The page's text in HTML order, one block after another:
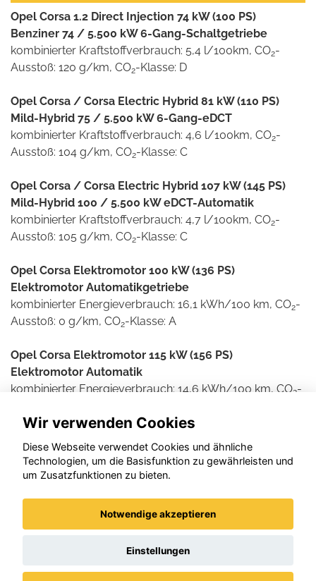
Opel Corsa 1.2 Direct Injection 74 kW (100 PS)
Benziner 74 / 5.500 kW 6-Gang-Schaltgetriebe
kombinierter Kraftstoffverbrauch: 5,4 l/100km, CO2-
Ausstoß: 120 g/km, CO2-Klasse: D
Opel Corsa / Corsa Electric Hybrid 81 kW (110 PS)
Mild-Hybrid 75 / 5.500 kW 6-Gang-eDCT
kombinierter Kraftstoffverbrauch: 4,6 l/100km, CO2-
Ausstoß: 104 g/km, CO2-Klasse: C
Opel Corsa / Corsa Electric Hybrid 107 kW (145 PS)
Mild-Hybrid 100 / 5.500 kW eDCT-Automatik
kombinierter Kraftstoffverbrauch: 4,7 l/100km, CO2-
Ausstoß: 105 g/km, CO2-Klasse: C
Opel Corsa Elektromotor 100 kW (136 PS)
Elektromotor Automatikgetriebe
kombinierter Energieverbrauch: 16,1 kWh/100 km, CO2-
Ausstoß: 0 g/km, CO2-Klasse: A
Opel Corsa Elektromotor 115 kW (156 PS)
Elektromotor Automatik
kombinierter Energieverbrauch: 14,6 kWh/100 km, CO2-
Stromverbrauch und den offiziellen spezifischen CO2-
Emissionen neuer Personenkraftwagen können dem
Emissionen neuer Personenkraftwagen' entnommen
werden, der an allen Verkaufsstellen und bei der DAT
Straße 1, D-73760 Ostfildern unentgeltlich erhältlich ist.
Wir verwenden Cookies
Diese Webseite verwendet Cookies und ähnliche
Technologien, um die Basisfunktion zu gewährleisten und
um Zusatzfunktionen zu bieten.
Notwendige akzeptieren
Einstellungen